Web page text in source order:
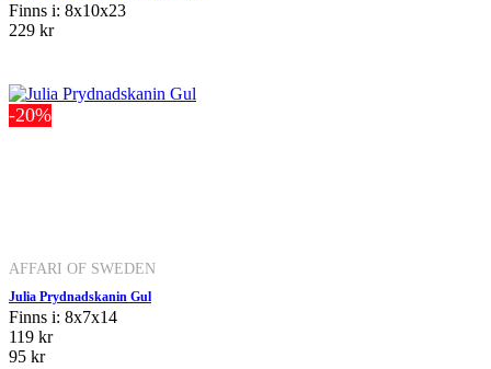
Finns i: 8x10x23
229 kr
-20%
AFFARI OF SWEDEN
Julia Prydnadskanin Gul
Finns i: 8x7x14
119 kr
95 kr